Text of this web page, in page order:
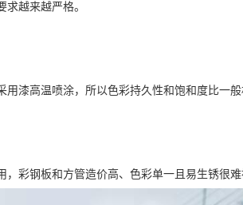
越来越严格。
漆高温喷涂，所以色彩持久性和饱和度比一
彩钢板和方管造价高、色彩单一且易生锈很难